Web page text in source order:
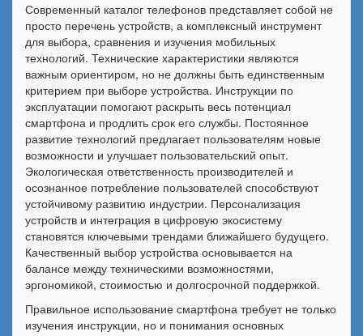
Современный каталог телефонов представляет собой не
просто перечень устройств, а комплексный инструмент
для выбора, сравнения и изучения мобильных
технологий. Технические характеристики являются
важным ориентиром, но не должны быть единственным
критерием при выборе устройства. Инструкции по
эксплуатации помогают раскрыть весь потенциал
смартфона и продлить срок его службы. Постоянное
развитие технологий предлагает пользователям новые
возможности и улучшает пользовательский опыт.
Экологическая ответственность производителей и
осознанное потребление пользователей способствуют
устойчивому развитию индустрии. Персонализация
устройств и интеграция в цифровую экосистему
становятся ключевыми трендами ближайшего будущего.
Качественный выбор устройства основывается на
балансе между техническими возможностями,
эргономикой, стоимостью и долгосрочной поддержкой.
Правильное использование смартфона требует не только
изучения инструкции, но и понимания основных